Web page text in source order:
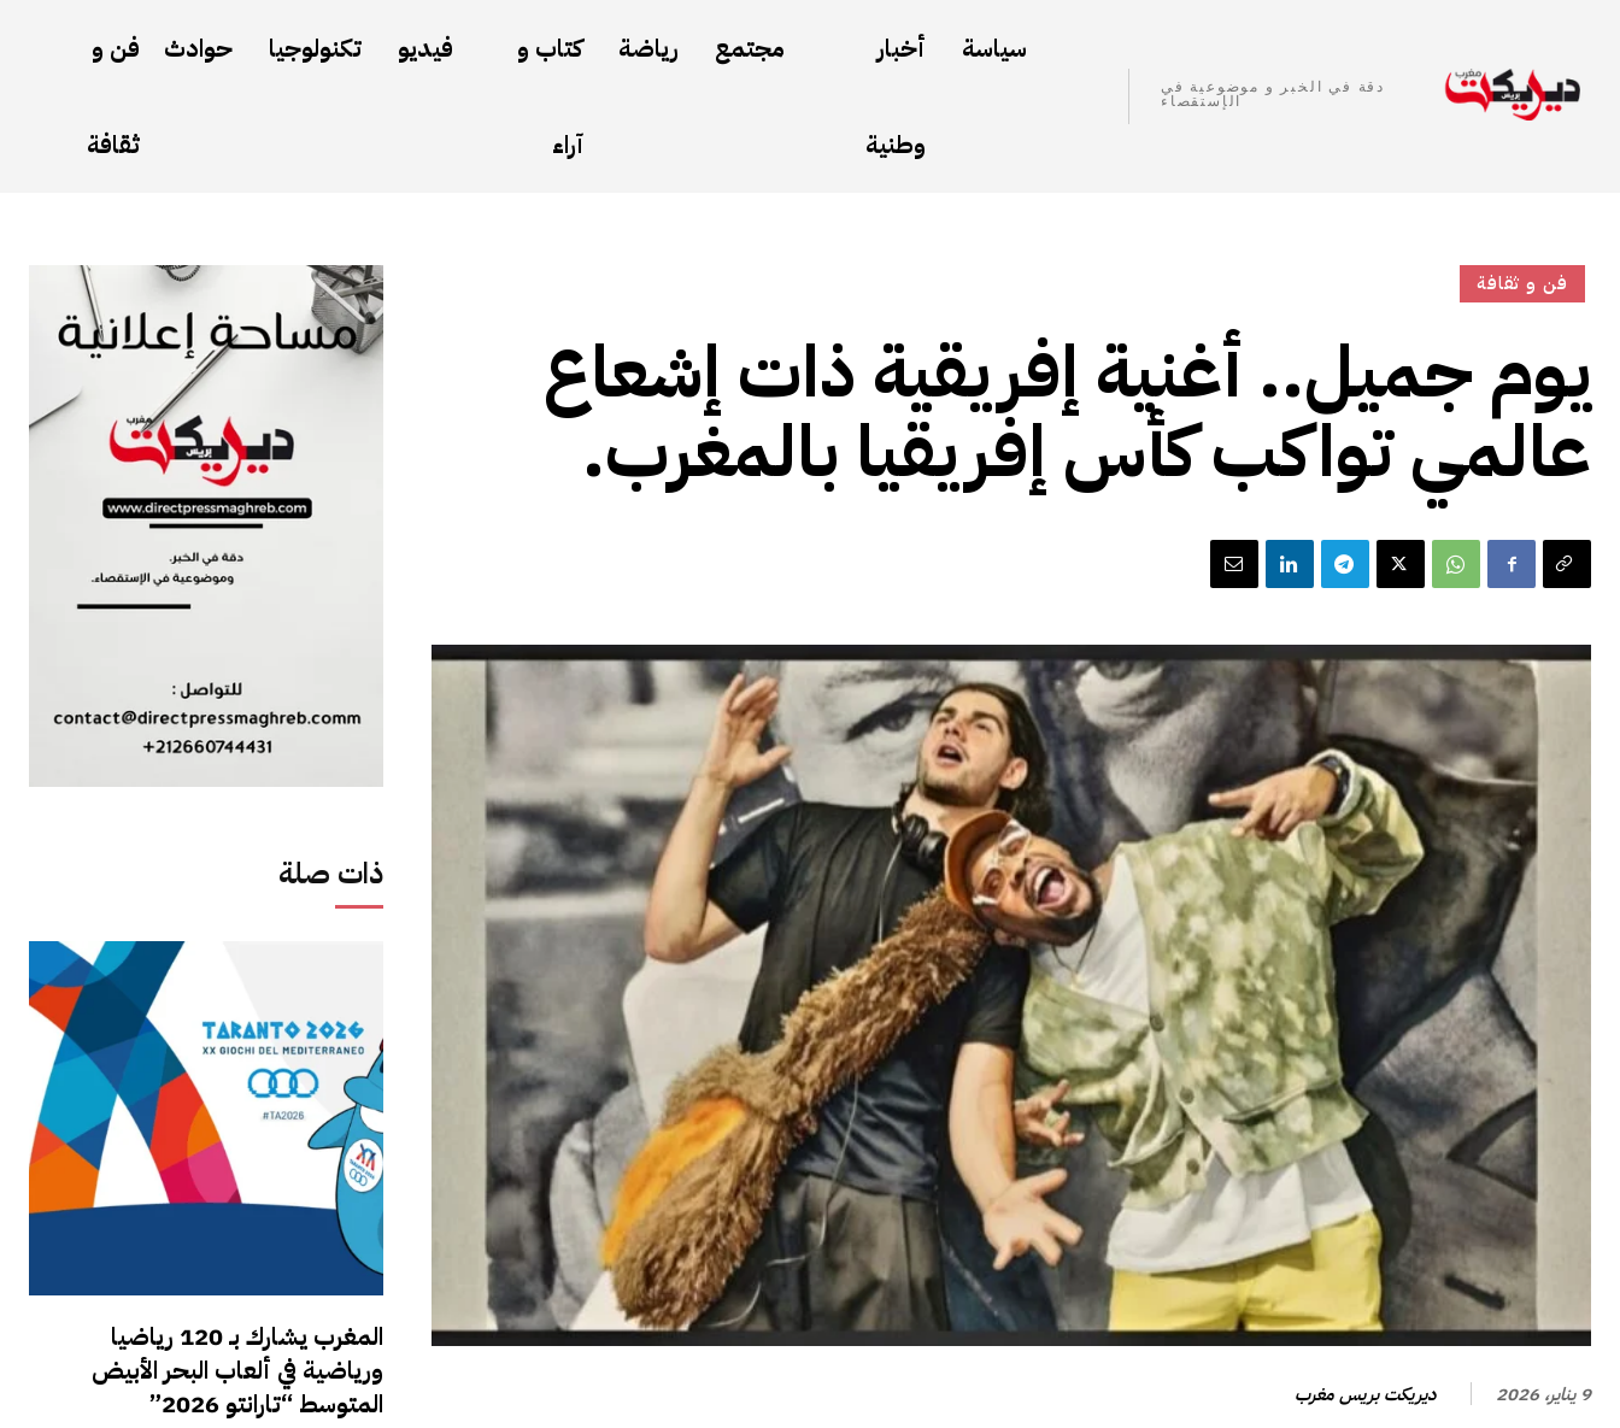
دقة في الخبر و موضوعية في
الإستقصاء
سياسة أخبار
وطنية
مجتمع رياضة كتاب و
آراء
فيديو تكنولوجيا حوادث فن و
ثقافة
ذات صلة
المغرب يشارك بـ 120 رياضيا
ورياضية في ألعاب البحر الأبيض
المتوسط “تارانتو 2026”
فن و ثقافة
يوم جميل.. أغنية إفريقية ذات إشعاع
عالمي تواكب كأس إفريقيا بالمغرب.
9 يناير، 2026 ديريكت بريس مغرب